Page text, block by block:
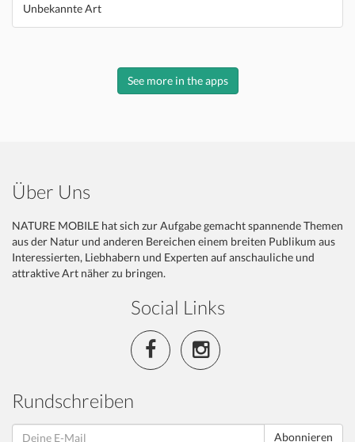
Unbekannte Art
See more in the apps
Über Uns
NATURE MOBILE hat sich zur Aufgabe gemacht spannende Themen
aus der Natur und anderen Bereichen einem breiten Publikum aus
Interessierten, Liebhabern und Experten auf anschauliche und
attraktive Art näher zu bringen.
Social Links
Rundschreiben
Abonnieren